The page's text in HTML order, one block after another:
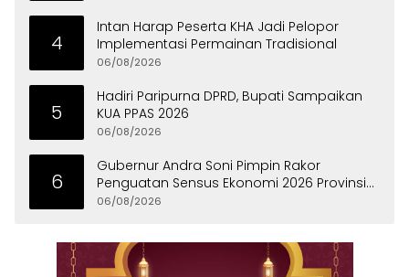
4
Intan Harap Peserta KHA Jadi Pelopor
Implementasi Permainan Tradisional
06/08/2026
5
Hadiri Paripurna DPRD, Bupati Sampaikan
KUA PPAS 2026
06/08/2026
6
Gubernur Andra Soni Pimpin Rakor
Penguatan Sensus Ekonomi 2026 Provinsi
Banten
06/08/2026